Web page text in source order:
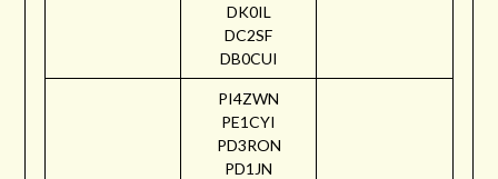
DK0IL
DC2SF
DB0CUI
PI4ZWN
PE1CYI
PD3RON
PD1JN